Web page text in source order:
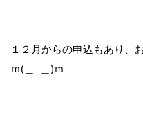
１２月からの申込もあり、
ｍ(＿ ＿)ｍ